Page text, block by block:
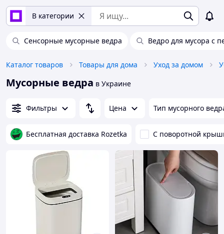
В категории
Сенсорные мусорные ведра Ведро для мусора с
Каталог товаров Товары для дома Уход за домом
Мусорные ведра в Украине
Фильтры Цена Тип мусорного
Бесплатная доставка Rozetka С поворотной